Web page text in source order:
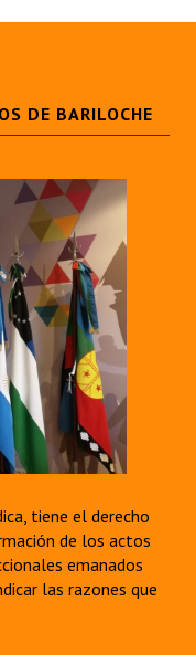
DE BARILOCHE
tiene el derecho
de los actos
emanados
las razones que